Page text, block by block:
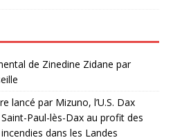
de Zinedine Zidane par
lancé par Mizuno, l’U.S. Dax
Paul-lès-Dax au profit des
dans les Landes